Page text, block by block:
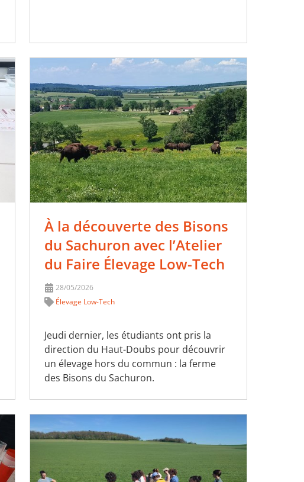
À la découverte des Bisons
du Sachuron avec l’Atelier
du Faire Élevage Low-Tech
28/05/2026
Élevage Low-Tech
Jeudi dernier, les étudiants ont pris la
direction du Haut-Doubs pour découvrir
un élevage hors du commun : la ferme
des Bisons du Sachuron.